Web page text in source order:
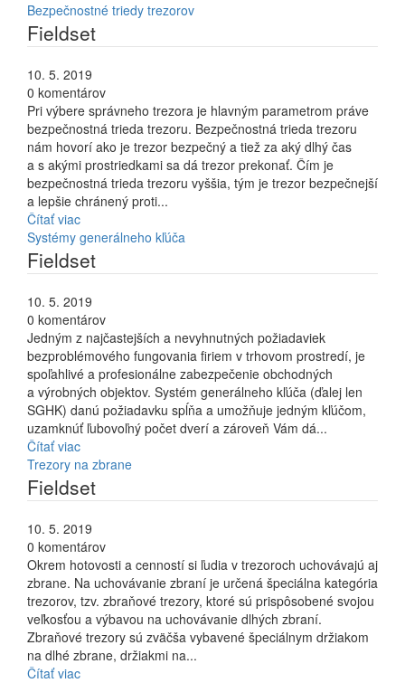
Bezpečnostné triedy trezorov
Fieldset
10. 5. 2019
0 komentárov
Pri výbere správneho trezora je hlavným parametrom práve
bezpečnostná trieda trezoru. Bezpečnostná trieda trezoru
nám hovorí ako je trezor bezpečný a tiež za aký dlhý čas
a s akými prostriedkami sa dá trezor prekonať. Čím je
bezpečnostná trieda trezoru vyššia, tým je trezor bezpečnejší
a lepšie chránený proti...
Čítať viac
Systémy generálneho kľúča
Fieldset
10. 5. 2019
0 komentárov
Jedným z najčastejších a nevyhnutných požiadaviek
bezproblémového fungovania firiem v trhovom prostredí, je
spoľahlivé a profesionálne zabezpečenie obchodných
a výrobných objektov. Systém generálneho kľúča (ďalej len
SGHK) danú požiadavku spĺňa a umožňuje jedným kľúčom,
uzamknúť ľubovoľný počet dverí a zároveň Vám dá...
Čítať viac
Trezory na zbrane
Fieldset
10. 5. 2019
0 komentárov
Okrem hotovosti a cenností si ľudia v trezoroch uchovávajú aj
zbrane. Na uchovávanie zbraní je určená špeciálna kategória
trezorov, tzv. zbraňové trezory, ktoré sú prispôsobené svojou
veľkosťou a výbavou na uchovávanie dlhých zbraní.
Zbraňové trezory sú zväčša vybavené špeciálnym držiakom
na dlhé zbrane, držiakmi na...
Čítať viac